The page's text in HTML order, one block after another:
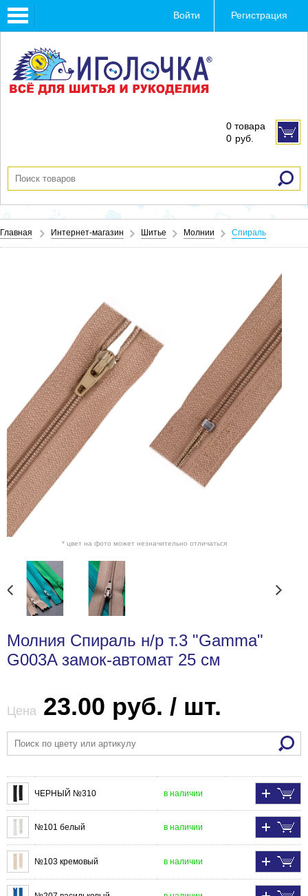
Toggle
navigation
Войти Регистрация
0 товара
0 руб.
Главная Интернет-магазин Шитье Молнии Спираль
* цвет на фото может незначительно отличаться
Молния Спираль н/р т.3 "Gamma"
G003A замок-автомат 25 см
Цена 23.00 руб. / шт.
ЧЕРНЫЙ №310 в наличии
№101 белый в наличии
№103 кремовый в наличии